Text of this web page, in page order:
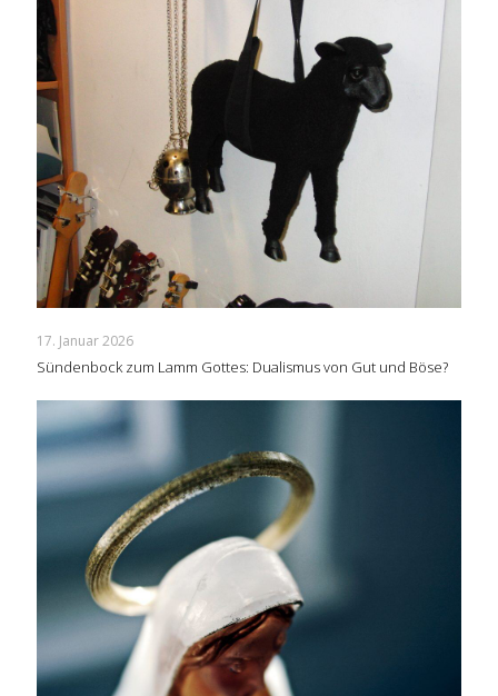
17. Januar 2026
Sündenbock zum Lamm Gottes: Dualismus von Gut und Böse?